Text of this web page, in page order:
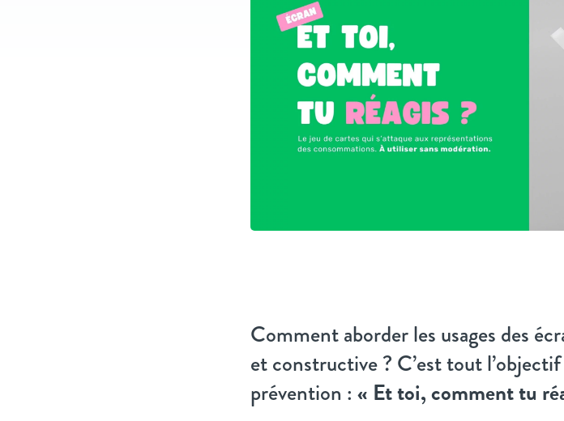
Comment aborder les usages des
et constructive ? C’est tout
prévention : « Et toi, comment tu